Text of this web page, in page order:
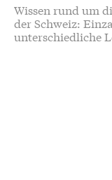
Wissen rund um
der Schweiz:
unterschiedliche